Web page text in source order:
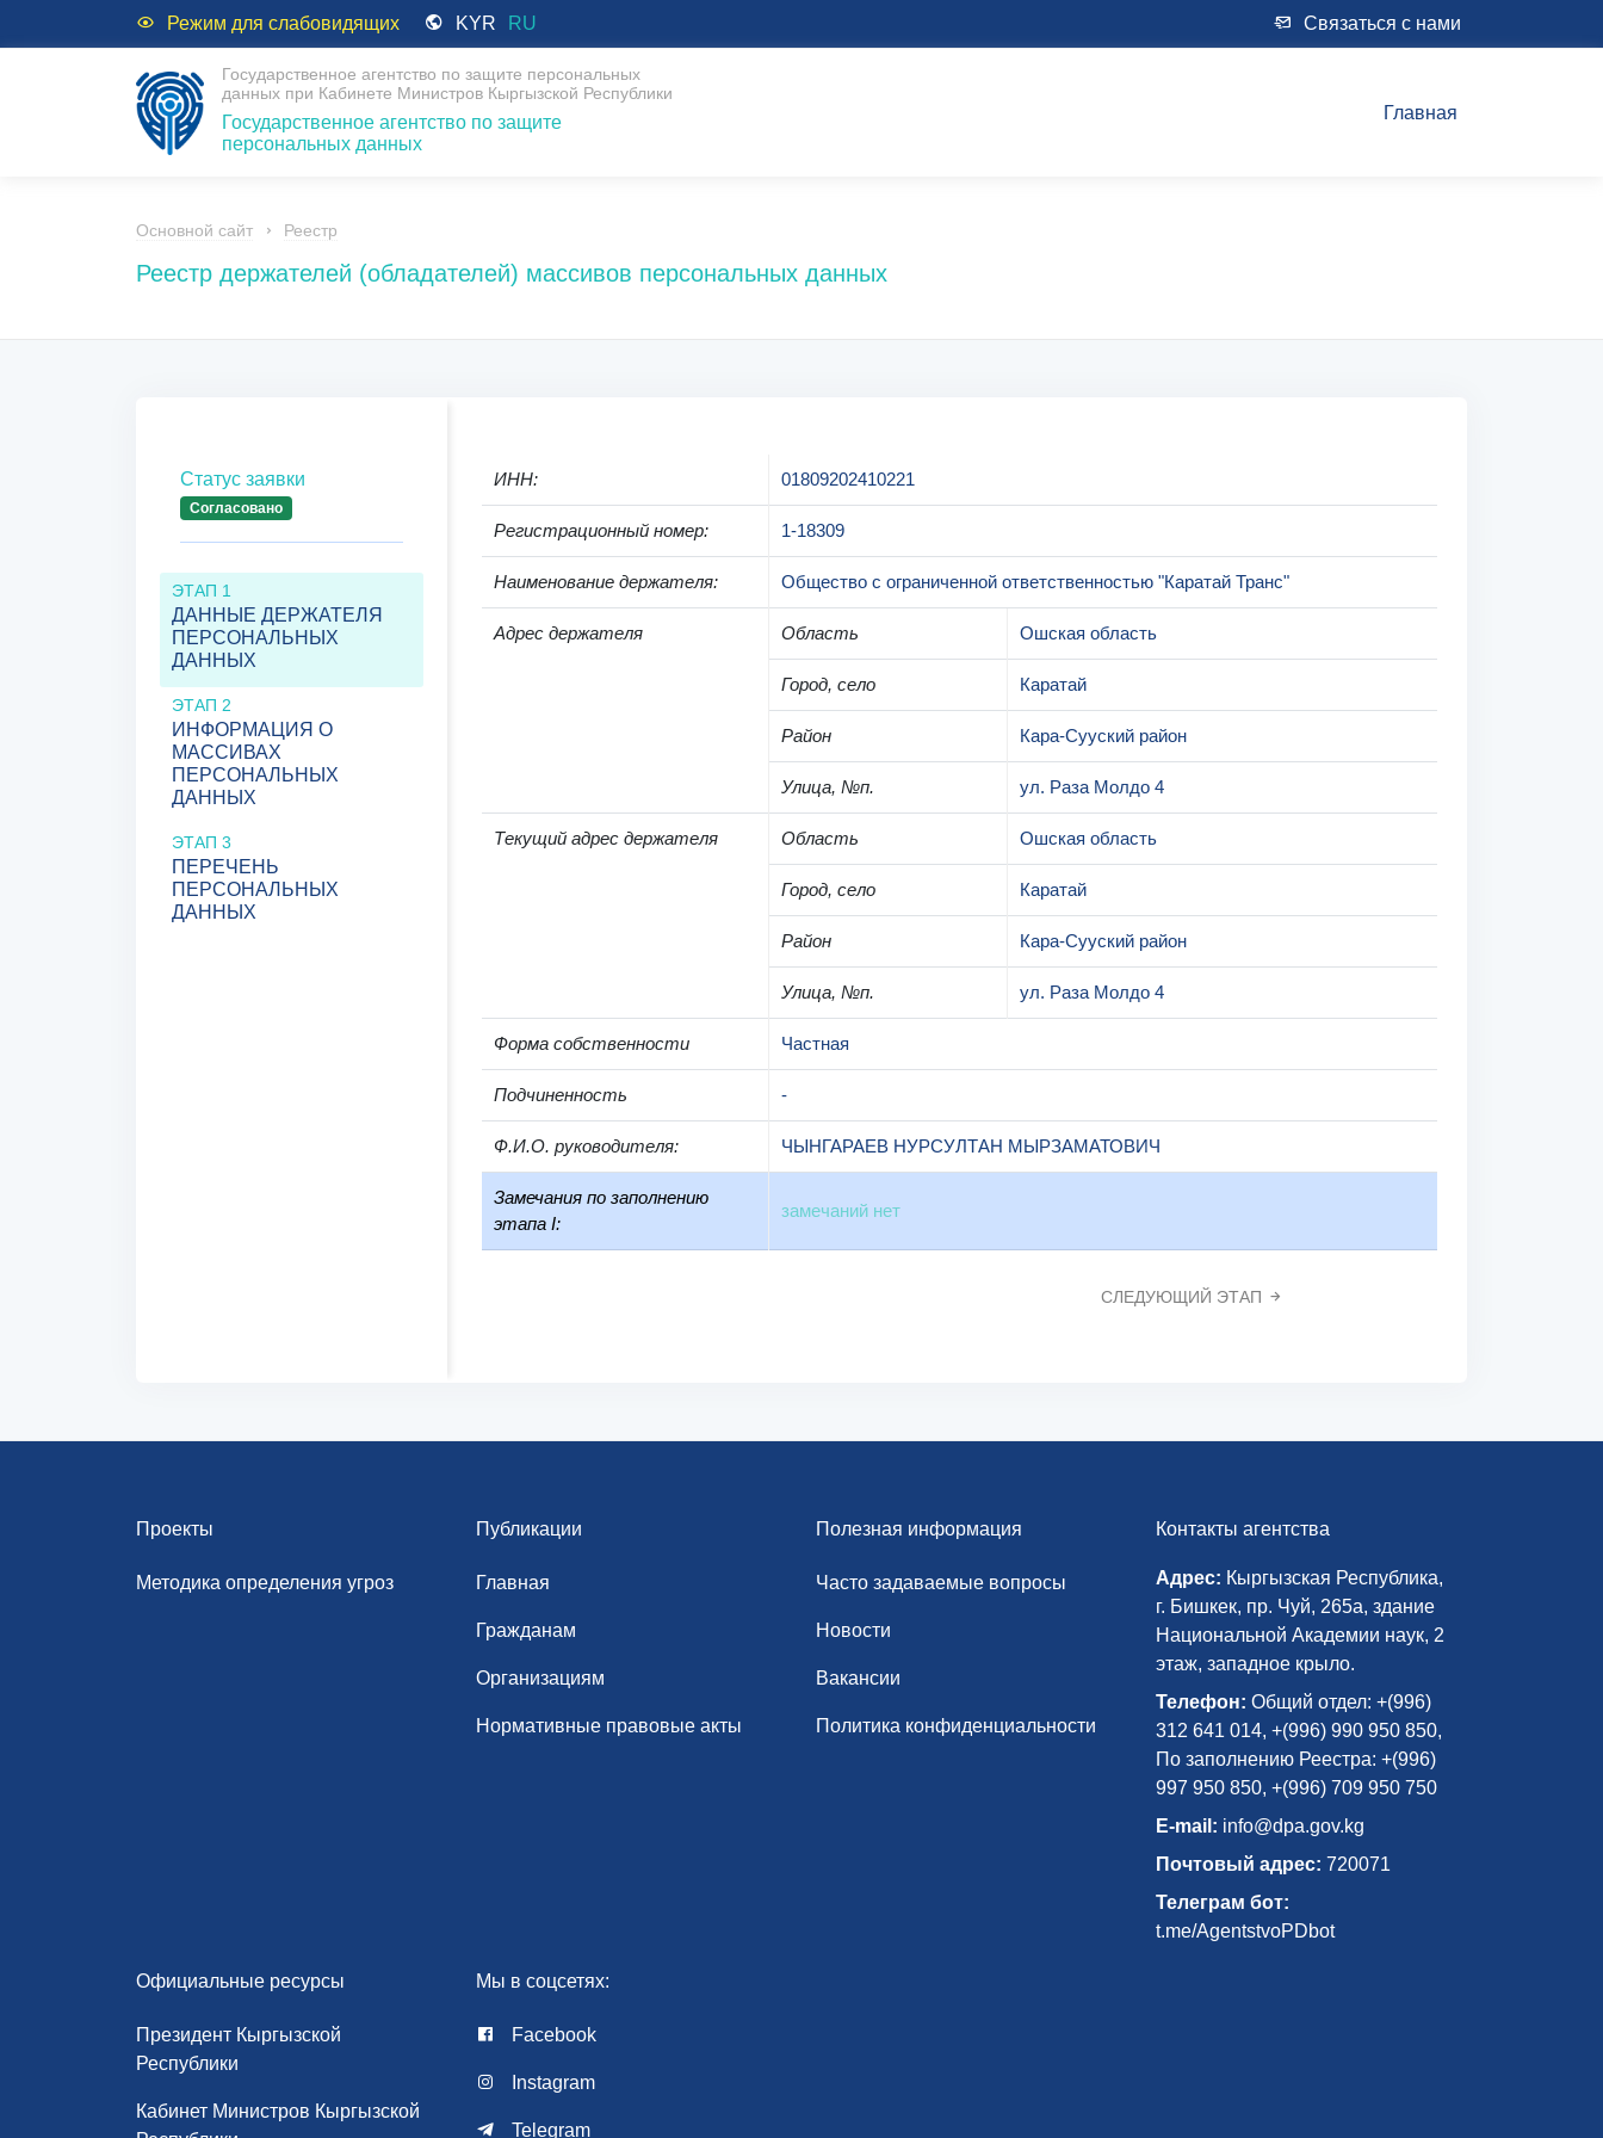
Режим для слабовидящих KYR RU Связаться с нами
Государственное агентство по защите персональных
данных при Кабинете Министров Кыргызской Республики
Государственное агентство по защите
персональных данных
Главная
Основной сайт Реестр
Реестр держателей (обладателей) массивов персональных данных
Статус заявки
Согласовано
ЭТАП 1
ДАННЫЕ ДЕРЖАТЕЛЯ
ПЕРСОНАЛЬНЫХ
ДАННЫХ
ЭТАП 2
ИНФОРМАЦИЯ О
МАССИВАХ
ПЕРСОНАЛЬНЫХ
ДАННЫХ
ЭТАП 3
ПЕРЕЧЕНЬ
ПЕРСОНАЛЬНЫХ
ДАННЫХ
ИНН: 01809202410221
Регистрационный номер: 1-18309
Наименование держателя: Общество с ограниченной ответственностью "Каратай Транс"
Адрес держателя Область Ошская область
Город, село Каратай
Район Кара-Сууский район
Улица, №п. ул. Раза Молдо 4
Текущий адрес держателя Область Ошская область
Город, село Каратай
Район Кара-Сууский район
Улица, №п. ул. Раза Молдо 4
Форма собственности Частная
Подчиненность -
Ф.И.О. руководителя: ЧЫНГАРАЕВ НУРСУЛТАН МЫРЗАМАТОВИЧ
Замечания по заполнению
этапа I:
замечаний нет
СЛЕДУЮЩИЙ ЭТАП
Проекты
Методика определения угроз
Публикации
Главная
Гражданам
Организациям
Нормативные правовые акты
Полезная информация
Часто задаваемые вопросы
Новости
Вакансии
Политика конфиденциальности
Контакты агентства
Адрес: Кыргызская Республика,
г. Бишкек, пр. Чуй, 265а, здание
Национальной Академии наук, 2
этаж, западное крыло.
Телефон: Общий отдел: +(996)
312 641 014, +(996) 990 950 850,
По заполнению Реестра: +(996)
997 950 850, +(996) 709 950 750
E-mail: info@dpa.gov.kg
Почтовый адрес: 720071
Телеграм бот:
t.me/AgentstvoPDbot
Официальные ресурсы
Президент Кыргызской
Республики
Кабинет Министров Кыргызской
Мы в соцсетях:
Facebook
Instagram
Telegram